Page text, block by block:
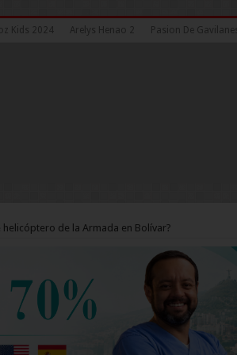
Kids 2024 Arelys Henao 2 Pasion De
de la Armada en Bolívar?